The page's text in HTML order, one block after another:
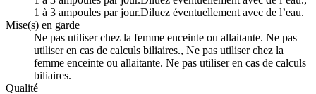
1 à 3 ampoules par jour.Diluez éventuellement avec de l’eau.
Mise(s) en garde
Ne pas utiliser chez la femme enceinte ou allaitante. Ne pas
utiliser en cas de calculs biliaires., Ne pas utiliser chez la
femme enceinte ou allaitante. Ne pas utiliser en cas de calculs
biliaires.
Qualité